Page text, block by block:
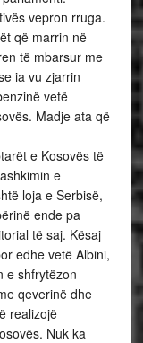
vepron rruga.
që marrin në
të mbarsur me
ia vu zjarrin
vetë
Madje ata që
e Kosovës të
e
loja e Serbisë,
ende pa
të saj. Kësaj
edhe vetë Albini,
e shfrytëzon
qeverinë dhe
realizojë
Nuk ka